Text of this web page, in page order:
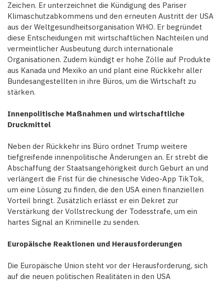
Zeichen. Er unterzeichnet die Kündigung des Pariser
Klimaschutzabkommens und den erneuten Austritt der USA
aus der Weltgesundheitsorganisation WHO. Er begründet
diese Entscheidungen mit wirtschaftlichen Nachteilen und
vermeintlicher Ausbeutung durch internationale
Organisationen. Zudem kündigt er hohe Zölle auf Produkte
aus Kanada und Mexiko an und plant eine Rückkehr aller
Bundesangestellten in ihre Büros, um die Wirtschaft zu
stärken.
Innenpolitische Maßnahmen und wirtschaftliche
Druckmittel
Neben der Rückkehr ins Büro ordnet Trump weitere
tiefgreifende innenpolitische Änderungen an. Er strebt die
Abschaffung der Staatsangehörigkeit durch Geburt an und
verlängert die Frist für die chinesische Video-App TikTok,
um eine Lösung zu finden, die den USA einen finanziellen
Vorteil bringt. Zusätzlich erlässt er ein Dekret zur
Verstärkung der Vollstreckung der Todesstrafe, um ein
hartes Signal an Kriminelle zu senden.
Europäische Reaktionen und Herausforderungen
Die Europäische Union steht vor der Herausforderung, sich
auf die neuen politischen Realitäten in den USA